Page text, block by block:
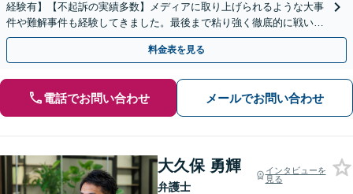
経験有】【不起訴の実績多数】メディアに取り上げられるような大事
件や難解事件も経験してきました。最後まで粘り強く徹底的に戦いま
すので、ご相談ください【電話・メール・WEB相談可】
料金表を見る
電話でお問い合わせ メールでお問い合わせ
大久保 勇輝
弁護士
インタビューを
見る